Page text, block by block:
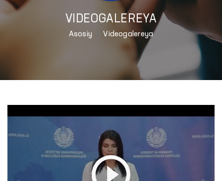
VIDEOGALEREYA
Asosiy Videogalereya